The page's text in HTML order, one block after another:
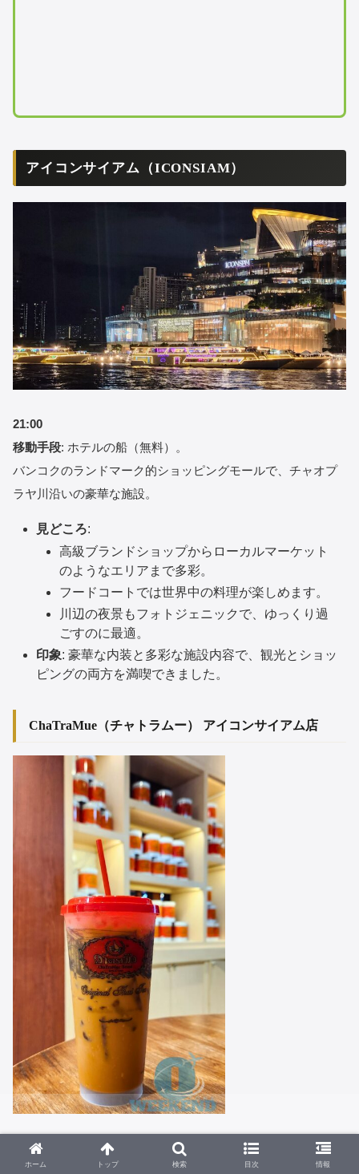
アイコンサイアム（ICONSIAM）
21:00
移動手段: ホテルの船（無料）。
バンコクのランドマーク的ショッピングモールで、チャオプ
ラヤ川沿いの豪華な施設。
見どころ:
高級ブランドショップからローカルマーケット
のようなエリアまで多彩。
フードコートでは世界中の料理が楽しめます。
川辺の夜景もフォトジェニックで、ゆっくり過
ごすのに最適。
印象: 豪華な内装と多彩な施設内容で、観光とショッ
ピングの両方を満喫できました。
ChaTraMue（チャトラムー） アイコンサイアム店
21:30
ホーム トップ 検索 目次 情報